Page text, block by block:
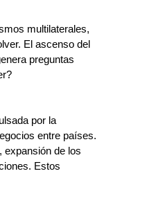
multilaterales,
El ascenso del
preguntas
por la
entre países.
expansión de los
Estos